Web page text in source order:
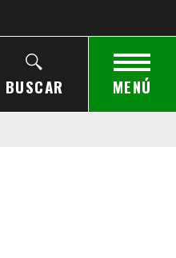
BUSCAR MENÚ